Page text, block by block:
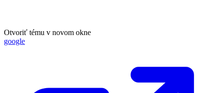
Otvoriť tému v novom okne
google